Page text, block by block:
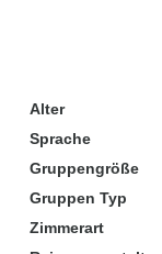
Alter
Sprache
Gruppengröße
Gruppen Typ
Zimmerart